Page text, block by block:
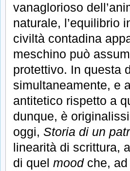
vanaglorioso
naturale, l’equilibrio
civiltà contadina
meschino può
protettivo. In questa
simultaneamente, e
antitetico rispetto a
dunque, è
oggi, Storia di un
linearità di scrittura,
di quel moodche, ad